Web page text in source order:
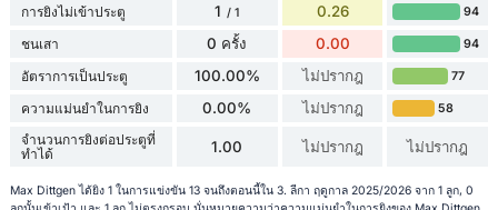
การยิงไม่เข้าประตู 1 / 1 0.26 94
ชนเสา 0 ครั้ง 0.00 94
อัตราการเป็นประตู 100.00% ไม่ปรากฎ 77
ความแม่นยำในการยิง 0.00% ไม่ปรากฎ 58
จำนวนการยิงต่อประตูที่
ทำได้
1.00 ไม่ปรากฎ ไม่ปรากฎ
Max Dittgen ได้ยิง 1 ในการแข่งขัน 13 จนถึงตอนนี้ใน 3. ลีกา ฤดูกาล 2025/2026 จาก 1 ลูก, 0